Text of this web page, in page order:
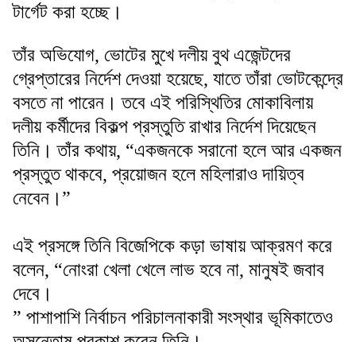
টার্গেট করা হচ্ছে।
তাঁর অভিযোগ, ভোটের মুখে দলীয় বুথ এজেন্টদের
গ্রেপ্তারের নির্দেশ দেওয়া হয়েছে, যাতে তাঁরা ভোটকেন্দ্রে
বসতে না পারেন। তবে এই পরিস্থিতির মোকাবিলায়
দলীয় কর্মীদের বিকল্প প্রস্তুতি রাখার নির্দেশ দিয়েছেন
তিনি। তাঁর কথায়, “একজনকে সরানো হলে আর একজন
প্রস্তুত থাকবে, প্রয়োজন হলে মহিলারাও দায়িত্ব
নেবেন।”
এই প্রসঙ্গে তিনি বিজেপিকে কড়া ভাষায় আক্রমণ করে
বলেন, “নোংরা খেলা খেলে লাভ হবে না, মানুষই জবাব
দেবে।
” পাশাপাশি নির্বাচন পরিচালনাকারী সংস্থার ভূমিকাতেও